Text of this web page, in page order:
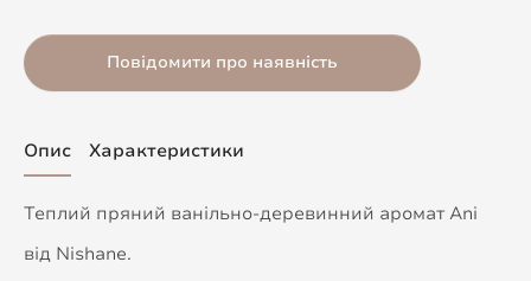
Повідомити про наявність
Опис Характеристики
Теплий пряний ванільно-деревинний аромат Ani
від Nishane.